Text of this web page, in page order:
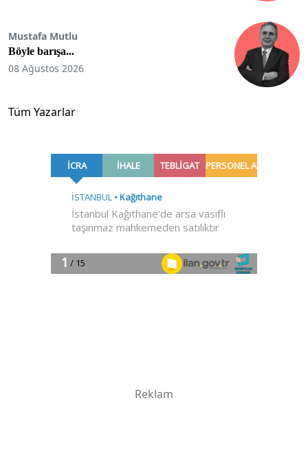
Mustafa Mutlu
Böyle barışa...
08 Ağustos 2026
Tüm Yazarlar